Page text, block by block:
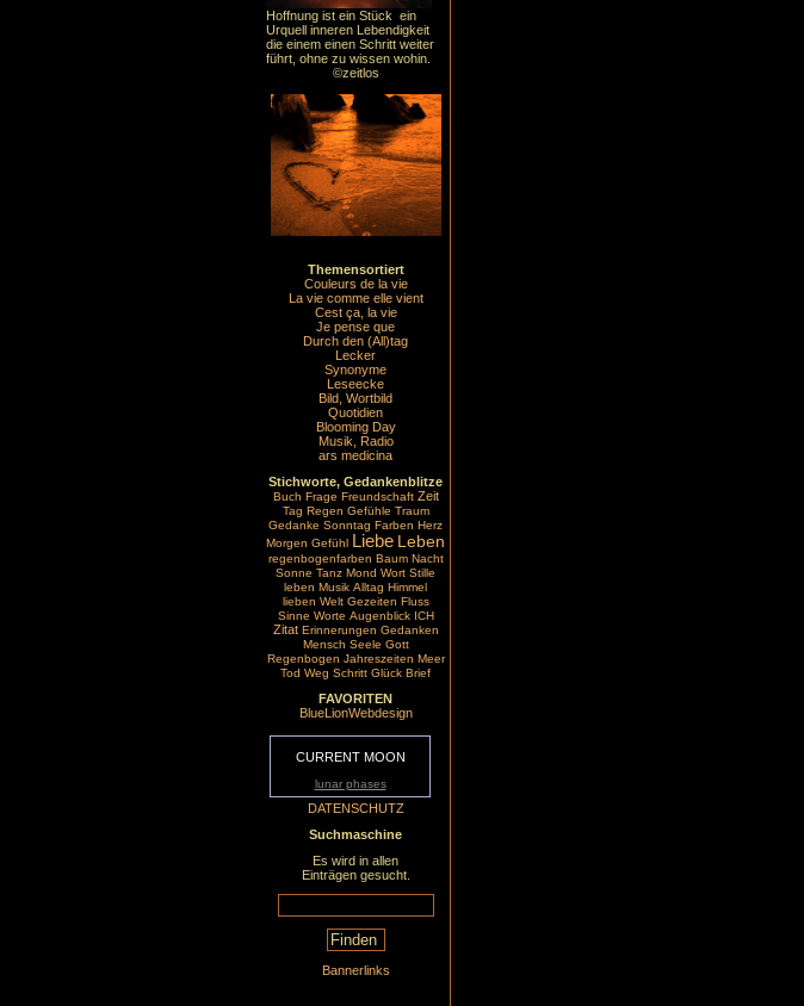
Hoffnung ist ein Stück ein
Urquell inneren Lebendigkeit
die einem einen Schritt weiter
führt, ohne zu wissen wohin.
©zeitlos
Themensortiert
Couleurs de la vie
La vie comme elle vient
Cest ça, la vie
Je pense que
Durch den (All)tag
Lecker
Synonyme
Leseecke
Bild, Wortbild
Quotidien
Blooming Day
Musik, Radio
ars medicina
Stichworte, Gedankenblitze
Buch Frage Freundschaft Zeit
Tag Regen Gefühle Traum
Gedanke Sonntag Farben Herz
Morgen Gefühl Liebe Leben
regenbogenfarben Baum Nacht
Sonne Tanz Mond Wort Stille
leben Musik Alltag Himmel
lieben Welt Gezeiten Fluss
Sinne Worte Augenblick ICH
Zitat Erinnerungen Gedanken
Mensch Seele Gott
Regenbogen Jahreszeiten Meer
Tod Weg Schritt Glück Brief
FAVORITEN
BlueLionWebdesign
CURRENT MOON
lunar phases
DATENSCHUTZ
Suchmaschine
Es wird in allen
Einträgen gesucht.
Bannerlinks